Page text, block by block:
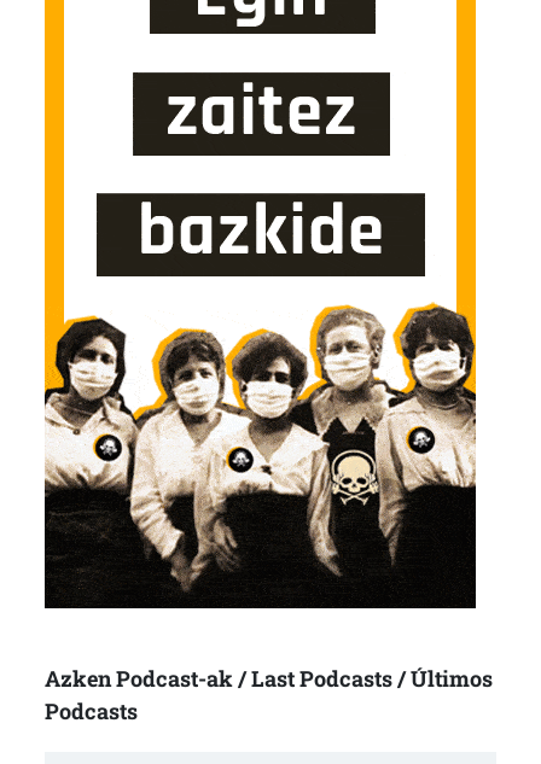
Azken Podcast-ak / Last Podcasts / Últimos
Podcasts